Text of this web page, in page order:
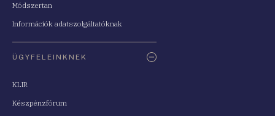
Módszertan
Információk adatszolgáltatóknak
ÜGYFELEINKNEK
KLIR
Készpénzfórum